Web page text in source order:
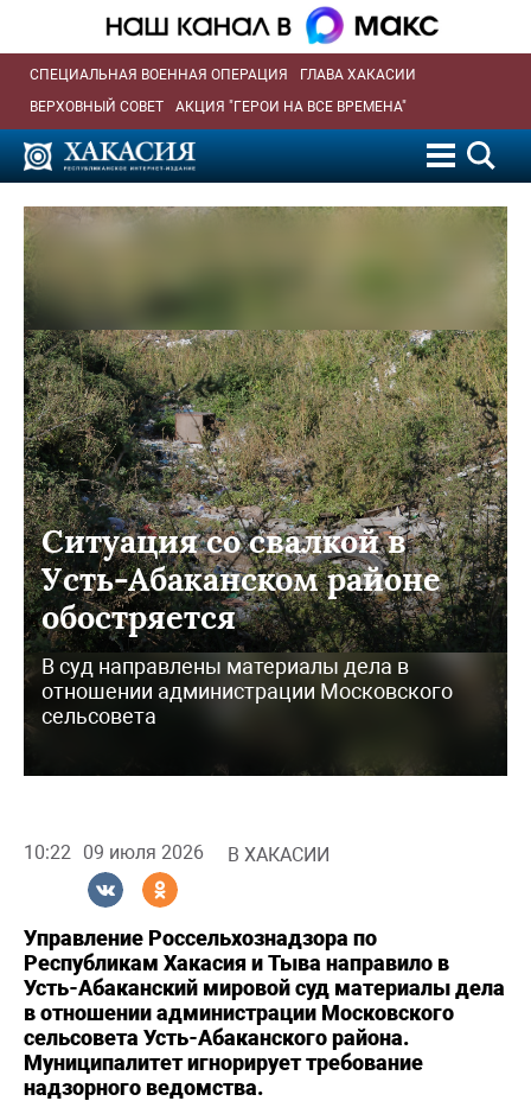
СПЕЦИАЛЬНАЯ ВОЕННАЯ ОПЕРАЦИЯ
ГЛАВА ХАКАСИИ
ВЕРХОВНЫЙ СОВЕТ
АКЦИЯ "ГЕРОИ НА ВСЕ ВРЕМЕНА"
Ситуация со свалкой в
Усть-Абаканском районе
обостряется
В суд направлены материалы дела в
отношении администрации Московского
сельсовета
10:22 09 июля 2026 В ХАКАСИИ
Управление Россельхознадзора по
Республикам Хакасия и Тыва направило в
Усть-Абаканский мировой суд материалы дела
в отношении администрации Московского
сельсовета Усть-Абаканского района.
Муниципалитет игнорирует требование
надзорного ведомства.